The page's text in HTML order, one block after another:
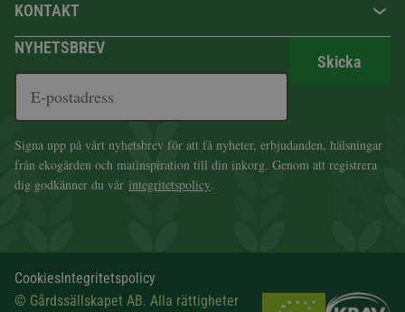
KONTAKT
NYHETSBREV
Skicka
Signa upp på vårt nyhetsbrev för att få nyheter, erbjudanden, hälsningar
från ekogården och matinspiration till din inkorg. Genom att registrera
dig godkänner du vår integritetspolicy.
CookiesIntegritetspolicy
© Gårdssällskapet AB. Alla rättigheter